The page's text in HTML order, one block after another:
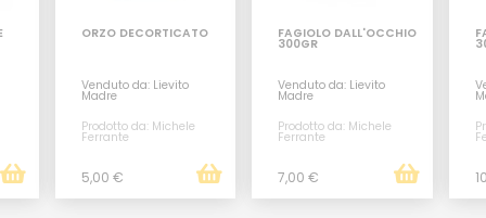
ORZO DECORTICATO
Venduto da: Lievito
Madre
Prodotto da: Michele
Ferrante
5,00 €
FAGIOLO DALL'OCCHIO
300GR
Venduto da: Lievito
Madre
Prodotto da: Michele
Ferrante
7,00 €